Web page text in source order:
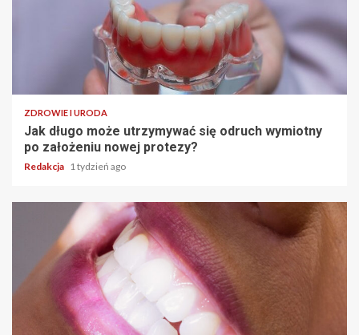
ZDROWIE I URODA
Jak długo może utrzymywać się odruch wymiotny
po założeniu nowej protezy?
Redakcja 1 tydzień ago